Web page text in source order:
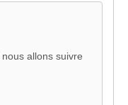
allons suivre